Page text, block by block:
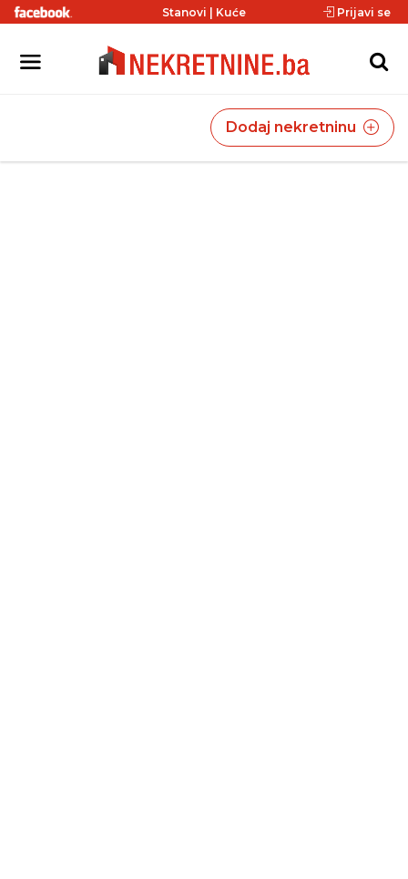
Stanovi Kuće Prijavi se
Dodaj nekretninu